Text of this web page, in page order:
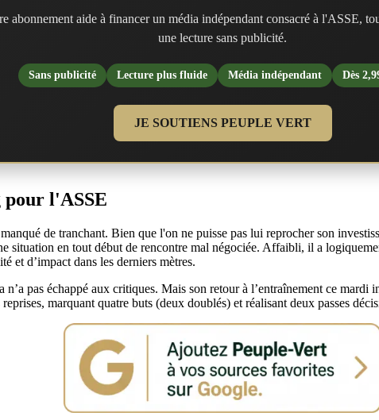
abonnement aide à financer un média indépendant consacré à l'ASSE,
une lecture sans publicité.
Sans publicité Lecture plus fluide Média indépendant Dès
JE SOUTIENS PEUPLE VERT
pour l'ASSE
de tranchant. Bien que l'on ne puisse pas lui reprocher son
situation en tout début de rencontre mal négociée. Affaibli, il a
et d’impact dans les derniers mètres.
n’a pas échappé aux critiques. Mais son retour à l’entraînement ce
marquant quatre buts (deux doublés) et réalisant deux passes